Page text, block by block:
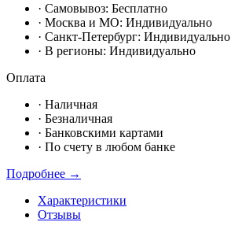
· Самовывоз: Бесплатно
· Москвa и МО: Индивидуально
· Санкт-Петербург: Индивидуально
· В регионы: Индивидуально
Оплата
· Наличная
· Безналичная
· Банковскими картами
· По счету в любом банке
Подробнее →
Характеристики
Отзывы